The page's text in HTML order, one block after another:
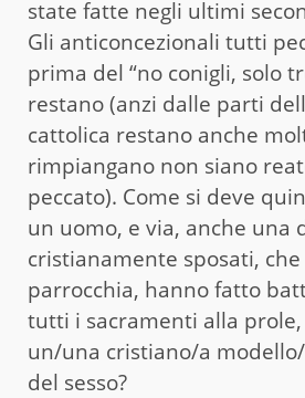
state fatte negli ultimi
Gli anticoncezionali tutti
prima del “no conigli, solo
restano (anzi dalle parti
cattolica restano anche
rimpiangano non siano
peccato). Come si deve
un uomo, e via, anche una
cristianamente sposati,
parrocchia, hanno fatto
tutti i sacramenti alla
un/una cristiano/a
del sesso?